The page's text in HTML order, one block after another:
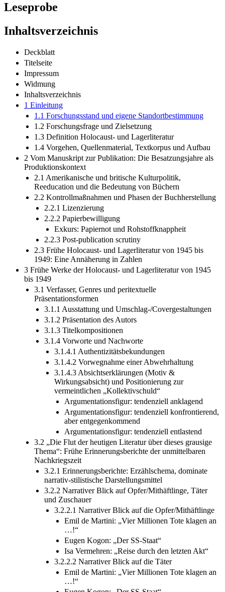
Leseprobe
Inhaltsverzeichnis
Deckblatt
Titelseite
Impressum
Widmung
Inhaltsverzeichnis
1 Einleitung
1.1 Forschungsstand und eigene Standortbestimmung
1.2 Forschungsfrage und Zielsetzung
1.3 Definition Holocaust- und Lagerliteratur
1.4 Vorgehen, Quellenmaterial, Textkorpus und Aufbau
2 Vom Manuskript zur Publikation: Die Besatzungsjahre als
Produktionskontext
2.1 Amerikanische und britische Kulturpolitik,
Reeducation und die Bedeutung von Büchern
2.2 Kontrollmaßnahmen und Phasen der Buchherstellung
2.2.1 Lizenzierung
2.2.2 Papierbewilligung
Exkurs: Papiernot und Rohstoffknappheit
2.2.3 Post-publication scrutiny
2.3 Frühe Holocaust- und Lagerliteratur von 1945 bis
1949: Eine Annäherung in Zahlen
3 Frühe Werke der Holocaust- und Lagerliteratur von 1945
bis 1949
3.1 Verfasser, Genres und peritextuelle
Präsentationsformen
3.1.1 Ausstattung und Umschlag-/Covergestaltungen
3.1.2 Präsentation des Autors
3.1.3 Titelkompositionen
3.1.4 Vorworte und Nachworte
3.1.4.1 Authentizitätsbekundungen
3.1.4.2 Vorwegnahme einer Abwehrhaltung
3.1.4.3 Absichtserklärungen (Motiv &
Wirkungsabsicht) und Positionierung zur
vermeintlichen „Kollektivschuld“
Argumentationsfigur: tendenziell anklagend
Argumentationsfigur: tendenziell konfrontierend,
aber entgegenkommend
Argumentationsfigur: tendenziell entlastend
3.2 „Die Flut der heutigen Literatur über dieses grausige
Thema“: Frühe Erinnerungsberichte der unmittelbaren
Nachkriegszeit
3.2.1 Erinnerungsberichte: Erzählschema, dominate
narrativ-stilistische Darstellungsmittel
3.2.2 Narrativer Blick auf Opfer/Mithäftlinge, Täter
und Zuschauer
3.2.2.1 Narrativer Blick auf die Opfer/Mithäftlinge
Emil de Martini: „Vier Millionen Tote klagen an
…!“
Eugen Kogon: „Der SS-Staat“
Isa Vermehren: „Reise durch den letzten Akt“
3.2.2.2 Narrativer Blick auf die Täter
Emil de Martini: „Vier Millionen Tote klagen an
…!“